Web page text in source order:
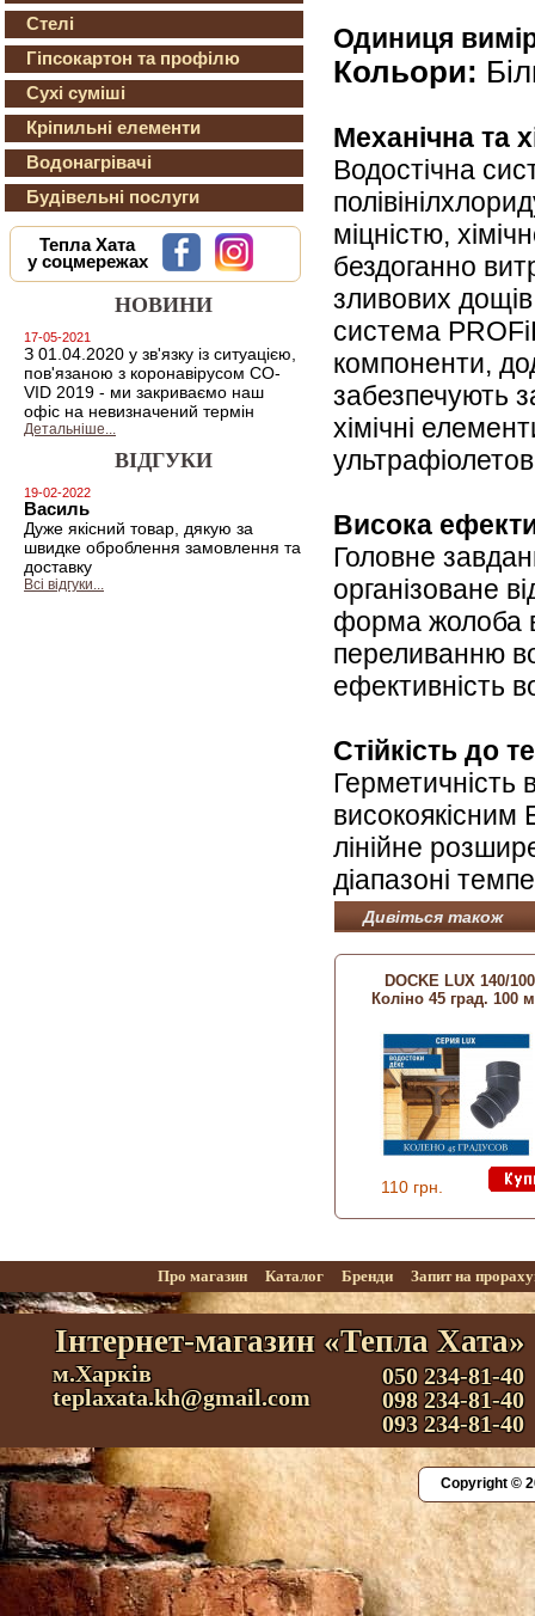
Стелі
Гіпсокартон та профілю
Сухі суміші
Кріпильні елементи
Водонагрівачі
Будівельні послуги
Тепла Хата
у соцмережах
НОВИНИ
17-05-2021
З 01.04.2020 у зв'язку із ситуацією,
пов'язаною з коронавірусом CO-
VID 2019 - ми закриваємо наш
офіс на невизначений термін
Детальніше...
ВІДГУКИ
19-02-2022
Василь
Дуже якісний товар, дякую за
швидке оброблення замовлення та
доставку
Всі відгуки...
Одиниця
Кольори:
Механічна та
Водостічна
міцністю,
бездоганно
зливових
система
компоненти,
забезпечують
хімічні
Висока
Головне
організоване
форма жолоба
переливанню
ефективність
Стійкість до
Герметичність
лінійне
діапазоні
Дивіться також
DOCKE LUX 140/100
Коліно 45 град. 100
110 грн.
Про магазин Каталог Бренди Запит на
Інтернет-магазин «Тепла Хата»
м.Харків
teplaxata.kh@gmail.com
050 234-81-40
098 234-81-40
093 234-81-40
Copyright ©